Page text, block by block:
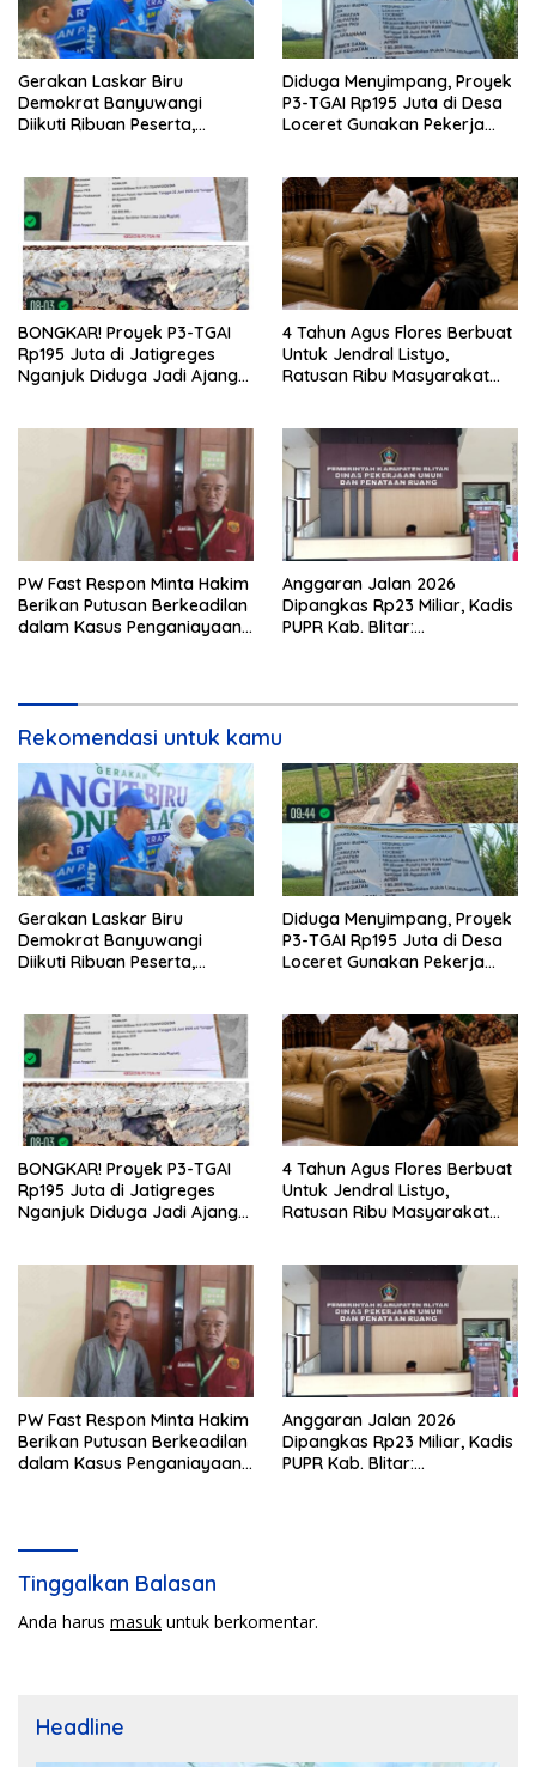
Gerakan Laskar Biru
Demokrat Banyuwangi
Diikuti Ribuan Peserta,
Diduga Menyimpang, Proyek
P3-TGAI Rp195 Juta di Desa
Loceret Gunakan Pekerja
BONGKAR! Proyek P3-TGAI
Rp195 Juta di Jatigreges
Nganjuk Diduga Jadi Ajang
4 Tahun Agus Flores Berbuat
Untuk Jendral Listyo,
Ratusan Ribu Masyarakat
PW Fast Respon Minta Hakim
Berikan Putusan Berkeadilan
dalam Kasus Penganiayaan
Anggaran Jalan 2026
Dipangkas Rp23 Miliar, Kadis
PUPR Kab. Blitar:
Rekomendasi untuk kamu
Gerakan Laskar Biru
Demokrat Banyuwangi
Diikuti Ribuan Peserta,
Diduga Menyimpang, Proyek
P3-TGAI Rp195 Juta di Desa
Loceret Gunakan Pekerja
BONGKAR! Proyek P3-TGAI
Rp195 Juta di Jatigreges
Nganjuk Diduga Jadi Ajang
4 Tahun Agus Flores Berbuat
Untuk Jendral Listyo,
Ratusan Ribu Masyarakat
PW Fast Respon Minta Hakim
Berikan Putusan Berkeadilan
dalam Kasus Penganiayaan
Anggaran Jalan 2026
Dipangkas Rp23 Miliar, Kadis
PUPR Kab. Blitar:
Tinggalkan Balasan
Anda harus masuk untuk berkomentar.
Headline